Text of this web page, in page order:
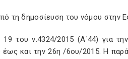
τη δημοσίευση του νόμου στην
του ν.4324/2015 (Α΄44) για
έως και την 26η /6ου/2015. H